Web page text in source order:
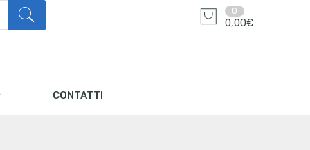
0
0,00€
CONTATTI